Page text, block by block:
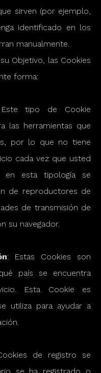
sirven (por ejemplo,
identificado en los
manualmente.
Objetivo, las Cookies
forma:
tipo de Cookie
las herramientas que
por lo que no tiene
cada vez que usted
esta tipología se
de reproductores de
de transmisión de
su navegador.
: Estas Cookies son
país se encuentra
Esta Cookie es
utiliza para ayudar a
de registro se
se ha registrado o